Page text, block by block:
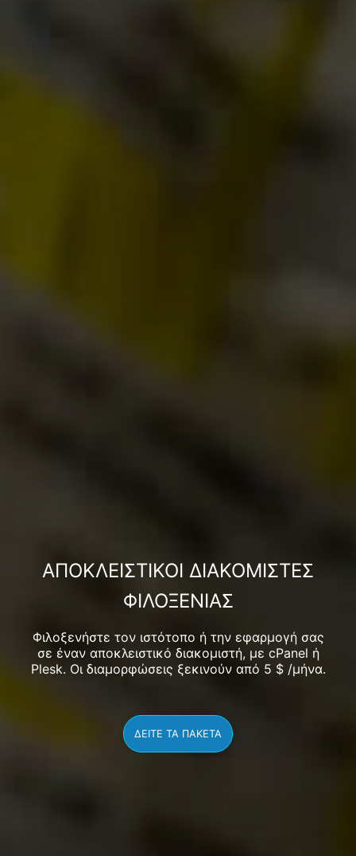
ΑΠΟΚΛΕΙΣΤΙΚΟΊ ΔΙΑΚΟΜΙΣΤΈΣ
ΦΙΛΟΞΕΝΊΑΣ
Φιλοξενήστε τον ιστότοπο ή την εφαρμογή σας
σε έναν αποκλειστικό διακομιστή, με cPanel ή
Plesk. Οι διαμορφώσεις ξεκινούν από 5 $/μήνα.
ΔΕΊΤΕ ΤΑ ΠΑΚΈΤΑ